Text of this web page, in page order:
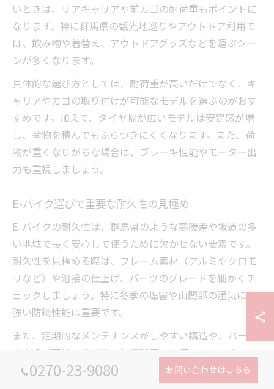
いときは、リアキャリアや前カゴの耐荷重もポイントに
なります。特に群馬県の観光地巡りやアウトドア利用で
は、飲み物や着替え、アウトドアグッズなどを運ぶシー
ンが多くなります。
具体的な選び方としては、耐荷重が高いだけでなく、キ
ャリアやカゴの取り付けが可能なモデルを選ぶのがおす
すめです。加えて、タイヤ幅が広いモデルは安定感が増
し、荷物を積んでもふらつきにくくなります。また、荷
物が重くなりがちな場合は、ブレーキ性能やモーター出
力も重視しましょう。
E-バイク選びで重要な耐久性の見極め
E-バイクの耐久性は、群馬県のような寒暖差や坂道の多
い地域で長く安心して使うために欠かせない要素です。
耐久性を見極める際は、フレーム素材（アルミやクロモ
リなど）や溶接の仕上げ、パーツのグレードを細かくチ
ェックしましょう。特に冬季の塩害や山間部の湿気にも
強い防錆性能は重要です。
また、定期的なメンテナンスがしやすい構造や、パーツ
の交換が容易なモデルも長期利用には適しています。ユ
ーザーの口コミや専門店スタッフのアドバイスも参考に
0270-23-9080 お問い合わせはこちら